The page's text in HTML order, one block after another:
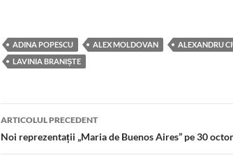
ADINA POPESCU ALEX MOLDOVAN
ALEXANDRU
LAVINIA BRANIȘTE
Navigare
în
ARTICOLUL PRECEDENT
Noi reprezentații „Maria de Buenos Aires” pe 30